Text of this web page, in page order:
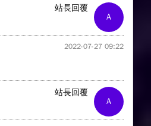
A
站長回覆
2022-07-27 09:22
A
站長回覆